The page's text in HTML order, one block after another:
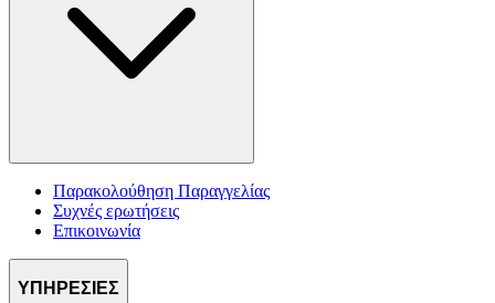
Παρακολούθηση Παραγγελίας
Συχνές ερωτήσεις
Επικοινωνία
ΥΠΗΡΕΣΙΕΣ